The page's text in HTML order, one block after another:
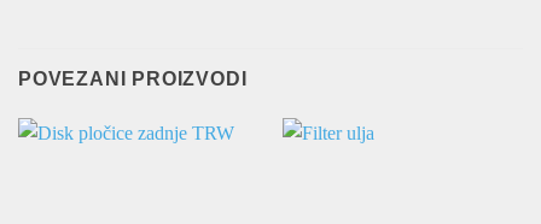
POVEZANI PROIZVODI